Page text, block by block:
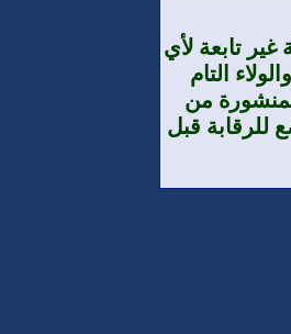
تابعة لأي
التام
من
للرقابة قبل